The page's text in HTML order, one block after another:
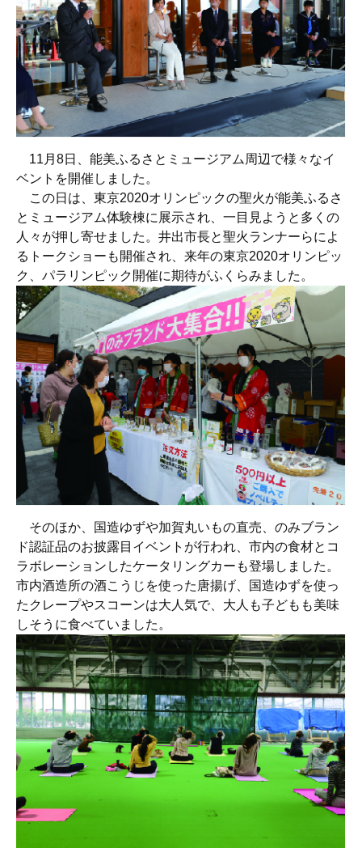
11月8日、能美ふるさとミュージアム周辺で様々なイ
ベントを開催しました。
この日は、東京2020オリンピックの聖火が能美ふるさ
とミュージアム体験棟に展示され、一目見ようと多くの
人々が押し寄せました。井出市長と聖火ランナーらによ
るトークショーも開催され、来年の東京2020オリンピッ
ク、パラリンピック開催に期待がふくらみました。
そのほか、国造ゆずや加賀丸いもの直売、のみブラン
ド認証品のお披露目イベントが行われ、市内の食材とコ
ラボレーションしたケータリングカーも登場しました。
市内酒造所の酒こうじを使った唐揚げ、国造ゆずを使っ
たクレープやスコーンは大人気で、大人も子どもも美味
しそうに食べていました。